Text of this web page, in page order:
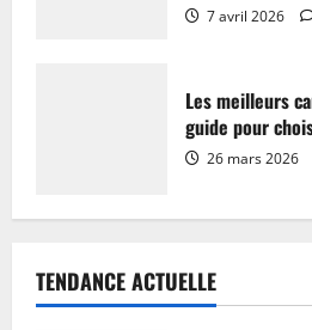
7 avril 2026
Les meilleurs
guide pour
26 mars 2026
TENDANCE ACTUELLE